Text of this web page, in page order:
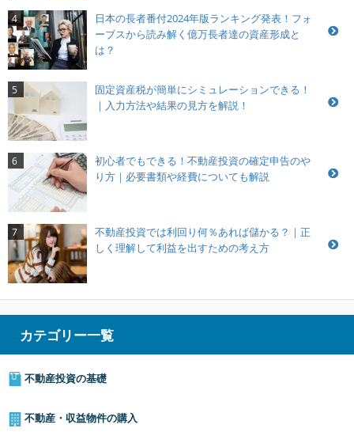
4
日本の長者番付2024年版ランキング発表！フォ
ーブスから読み解く億万長者達の資産形成と
は？
5
固定資産税が簡単にシミュレーションできる！
｜入力方法や結果の見方を解説！
6
初心者でもできる！不動産投資の確定申告のや
り方｜必要書類や経費についても解説
7
不動産投資では利回り何％あれば儲かる？｜正
しく理解して利益を出すための考え方
カテゴリー一覧
不動産投資の基礎
不動産・収益物件の購入